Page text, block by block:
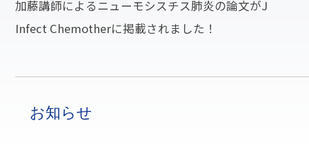
加藤講師によるニューモシスチス肺炎の論文がJ
Infect Chemotherに掲載されました！
お知らせ